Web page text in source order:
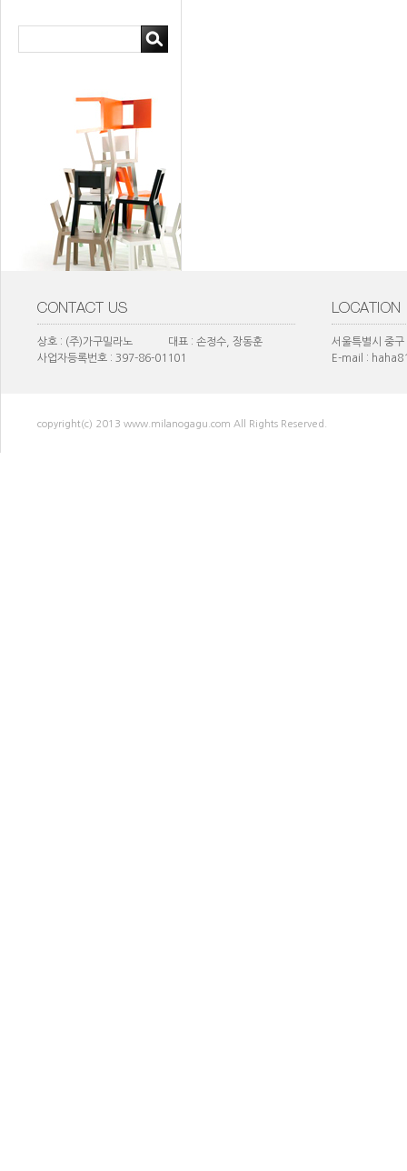
상호 : (주)가구밀라노 대표 : 손정수, 장동훈
사업자등록번호 : 397-86-01101
서울특별시 중
E-mail :
copyright(c) 2013 www.milanogagu.com All Rights Reserved.